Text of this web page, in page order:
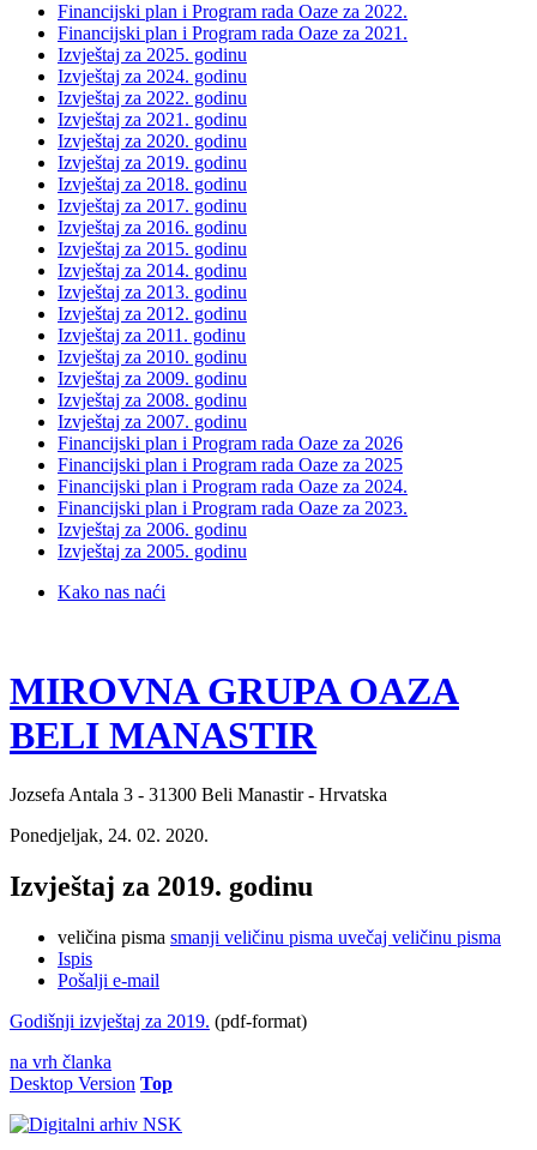
Financijski plan i Program rada Oaze za 2022.
Financijski plan i Program rada Oaze za 2021.
Izvještaj za 2025. godinu
Izvještaj za 2024. godinu
Izvještaj za 2022. godinu
Izvještaj za 2021. godinu
Izvještaj za 2020. godinu
Izvještaj za 2019. godinu
Izvještaj za 2018. godinu
Izvještaj za 2017. godinu
Izvještaj za 2016. godinu
Izvještaj za 2015. godinu
Izvještaj za 2014. godinu
Izvještaj za 2013. godinu
Izvještaj za 2012. godinu
Izvještaj za 2011. godinu
Izvještaj za 2010. godinu
Izvještaj za 2009. godinu
Izvještaj za 2008. godinu
Izvještaj za 2007. godinu
Financijski plan i Program rada Oaze za 2026
Financijski plan i Program rada Oaze za 2025
Financijski plan i Program rada Oaze za 2024.
Financijski plan i Program rada Oaze za 2023.
Izvještaj za 2006. godinu
Izvještaj za 2005. godinu
Kako nas naći
MIROVNA GRUPA OAZA
BELI MANASTIR
Jozsefa Antala 3 - 31300 Beli Manastir - Hrvatska
Ponedjeljak, 24. 02. 2020.
Izvještaj za 2019. godinu
veličina pisma smanji veličinu pisma uvečaj veličinu pisma
Ispis
Pošalji e-mail
Godišnji izvještaj za 2019. (pdf-format)
na vrh članka
Desktop Version Top